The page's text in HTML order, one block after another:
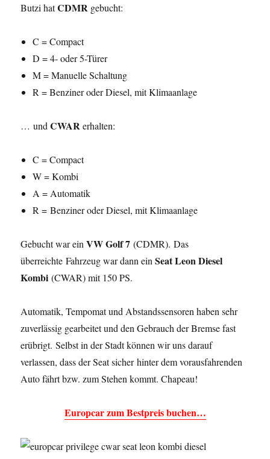
Butzi hatCDMR gebucht:
C = Compact
D = 4- oder 5-Türer
M = Manuelle Schaltung
R = Benziner oder Diesel, mit Klimaanlage
… undCWARerhalten:
C = Compact
W = Kombi
A = Automatik
R = Benziner oder Diesel, mit Klimaanlage
Gebucht war einVW Golf 7 (CDMR). Das
überreichte Fahrzeug war dann einSeat Leon Diesel
Kombi (CWAR) mit 150 PS.
Automatik, Tempomat und Abstandssensoren haben sehr
zuverlässig gearbeitet und den Gebrauch der Bremse fast
erübrigt. Selbst in der Stadt können wir uns darauf
verlassen, dass der Seat sicher hinter dem vorausfahrenden
Auto fährt bzw. zum Stehen kommt. Chapeau!
Europcar zum Bestpreis buchen…